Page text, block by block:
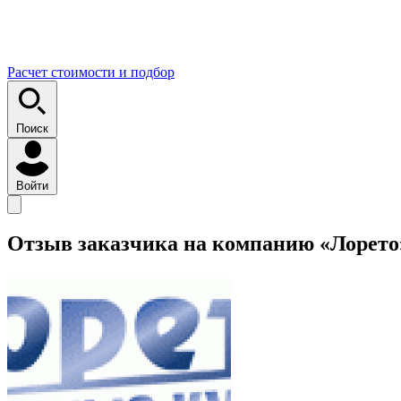
Расчет стоимости и подбор
Поиск
Войти
Отзыв заказчика на компанию